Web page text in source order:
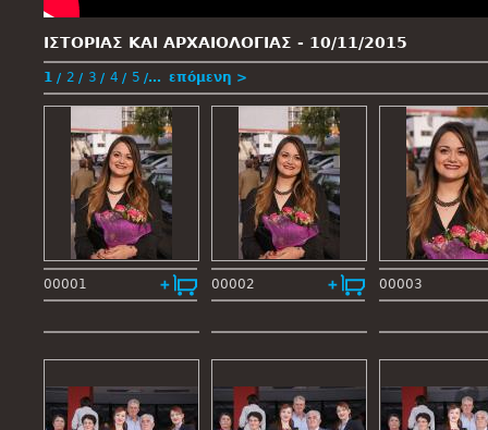
ΙΣΤΟΡΙΑΣ ΚΑΙ ΑΡΧΑΙΟΛΟΓΙΑΣ - 10/11/2015
1 2 3 4 5 … επόμενη >
00001 00002 00003